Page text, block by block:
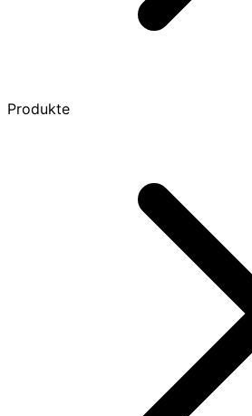
Produkte